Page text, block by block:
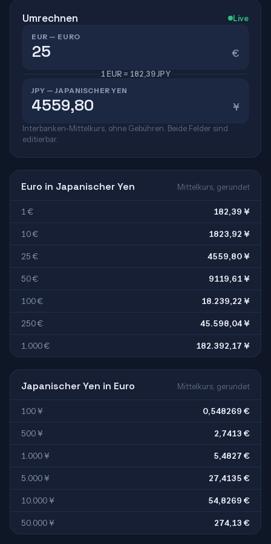
Umrechnen Live
EUR — EURO
€
1 EUR = 182,39 JPY
JPY — JAPANISCHER YEN
¥
Interbanken-Mittelkurs, ohne Gebühren. Beide Felder sind
editierbar.
Euro in Japanischer Yen Mittelkurs, gerundet
1 € 182,39 ¥
10 € 1823,92 ¥
25 € 4559,80 ¥
50 € 9119,61 ¥
100 € 18.239,22 ¥
250 € 45.598,04 ¥
1.000 € 182.392,17 ¥
Japanischer Yen in Euro Mittelkurs, gerundet
100 ¥ 0,548269 €
500 ¥ 2,7413 €
1.000 ¥ 5,4827 €
5.000 ¥ 27,4135 €
10.000 ¥ 54,8269 €
50.000 ¥ 274,13 €